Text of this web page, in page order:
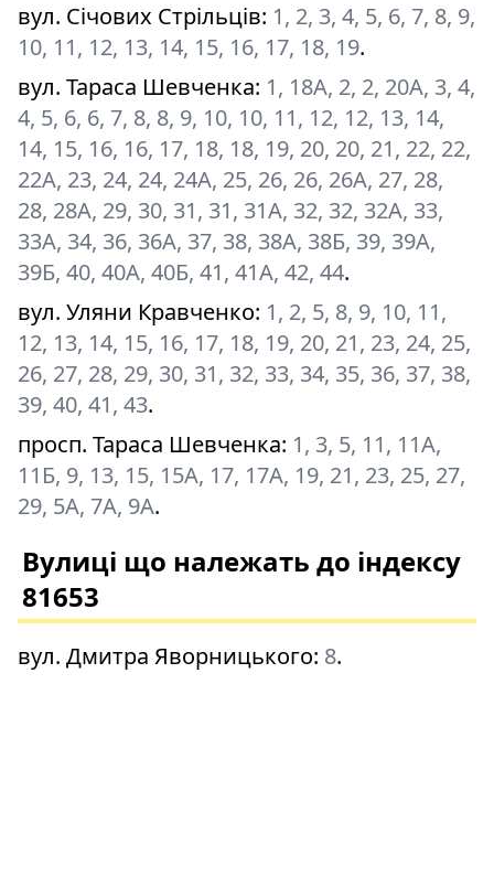
вул. Січових Стрільців: 1, 2, 3, 4, 5, 6, 7, 8, 9,
10, 11, 12, 13, 14, 15, 16, 17, 18, 19.
вул. Тараса Шевченка: 1, 18А, 2, 2, 20А, 3, 4,
4, 5, 6, 6, 7, 8, 8, 9, 10, 10, 11, 12, 12, 13, 14,
14, 15, 16, 16, 17, 18, 18, 19, 20, 20, 21, 22, 22,
22А, 23, 24, 24, 24А, 25, 26, 26, 26А, 27, 28,
28, 28А, 29, 30, 31, 31, 31А, 32, 32, 32А, 33,
33А, 34, 36, 36А, 37, 38, 38А, 38Б, 39, 39А,
39Б, 40, 40А, 40Б, 41, 41А, 42, 44.
вул. Уляни Кравченко: 1, 2, 5, 8, 9, 10, 11,
12, 13, 14, 15, 16, 17, 18, 19, 20, 21, 23, 24, 25,
26, 27, 28, 29, 30, 31, 32, 33, 34, 35, 36, 37, 38,
39, 40, 41, 43.
просп. Тараса Шевченка: 1, 3, 5, 11, 11А,
11Б, 9, 13, 15, 15А, 17, 17А, 19, 21, 23, 25, 27,
29, 5А, 7А, 9А.
Вулиці що належать до індексу
81653
вул. Дмитра Яворницького: 8.